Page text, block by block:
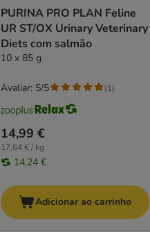
PURINA PRO PLAN Feline
UR ST/OX Urinary Veterinary
Diets com salmão
10 x 85 g
14,99 €
17,64 € / kg
14,24 €
Avaliar: 5/5 (1)
Adicionar ao carrinho